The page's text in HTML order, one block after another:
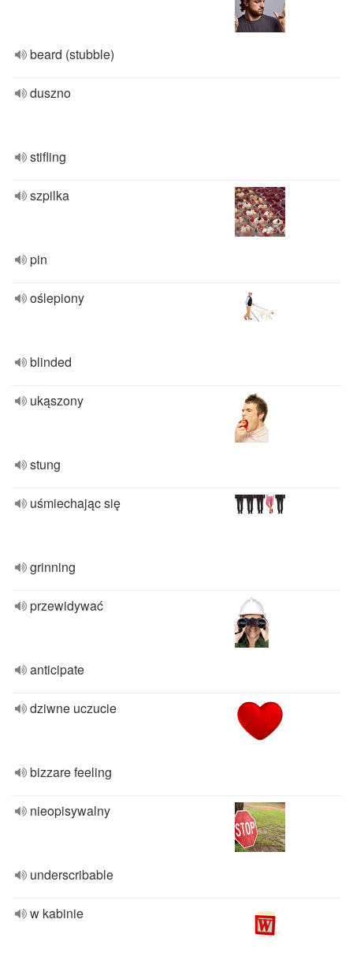
beard (stubble)
duszno
stifling
szpilka
pin
oślepiony
blinded
ukąszony
stung
uśmiechając się
grinning
przewidywać
anticipate
dziwne uczucie
bizzare feeling
nieopisywalny
underscribable
w kabinie